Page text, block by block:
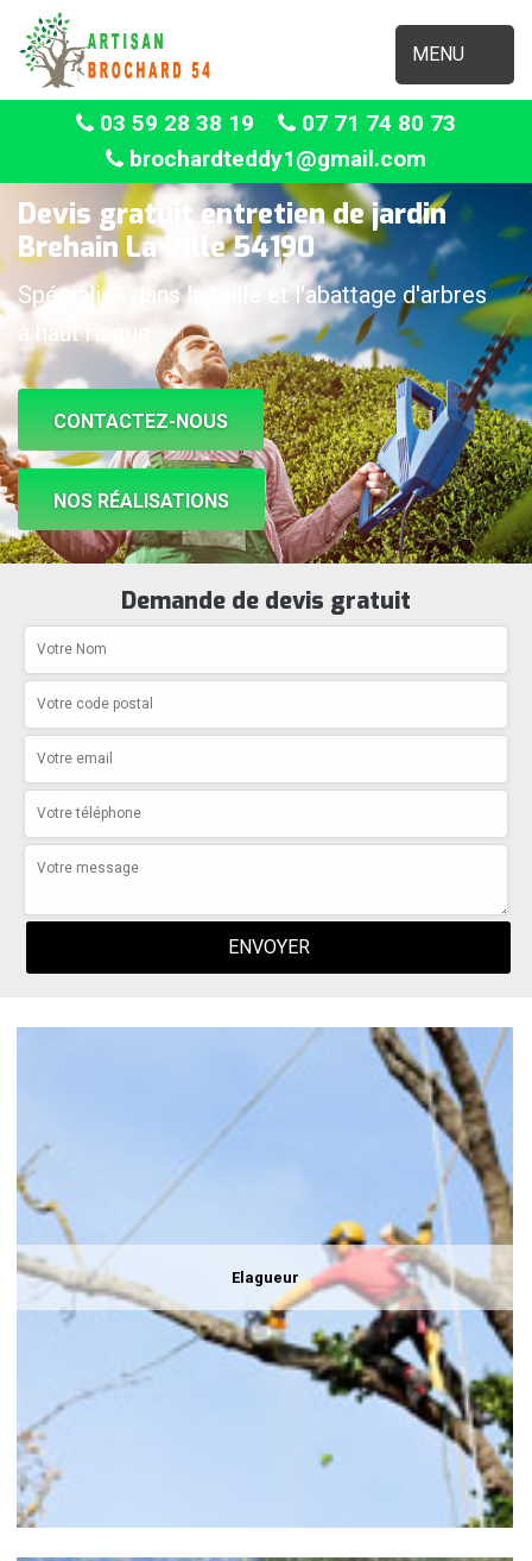
MENU
03 59 28 38 19
07 71 74 80 73
brochardteddy1@gmail.com
Devis gratuit entretien de jardin
Brehain La Ville 54190
Spécialisé dans la taille et l'abattage d'arbres
à haut risque
CONTACTEZ-NOUS
NOS RÉALISATIONS
Demande de devis gratuit
Elagueur